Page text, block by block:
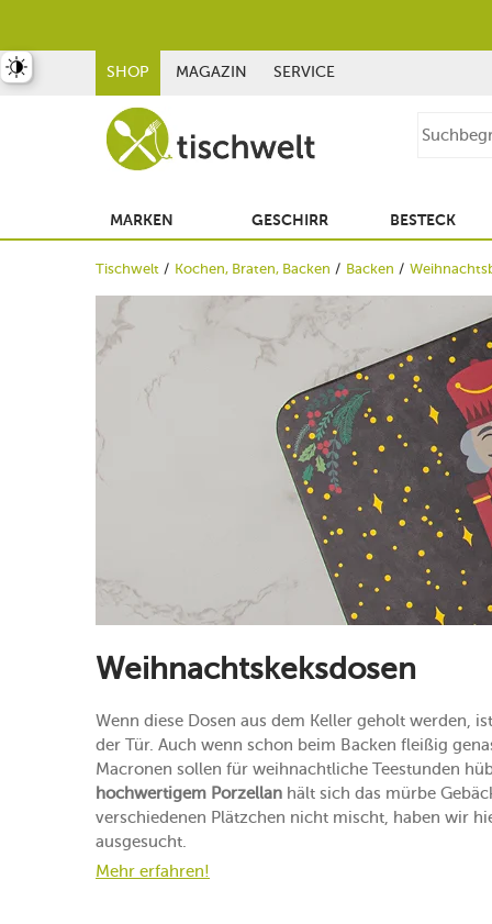
SHOP MAGAZIN SERVICE
MARKEN GESCHIRR BESTECK
Tischwelt Kochen, Braten, Backen Backen
Weihnachtskeksdosen
Wenn diese Dosen aus dem Keller geholt werden,
der Tür. Auch wenn schon beim Backen fleißig
Macronen sollen für weihnachtliche Teestunden
hochwertigem Porzellan hält sich das mürbe
verschiedenen Plätzchen nicht mischt, haben wir
ausgesucht.
Mehr erfahren!
umschalten